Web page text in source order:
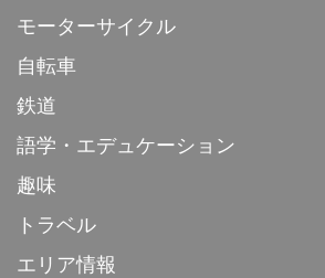
モーターサイクル
自転車
鉄道
語学・エデュケーション
趣味
トラベル
エリア情報